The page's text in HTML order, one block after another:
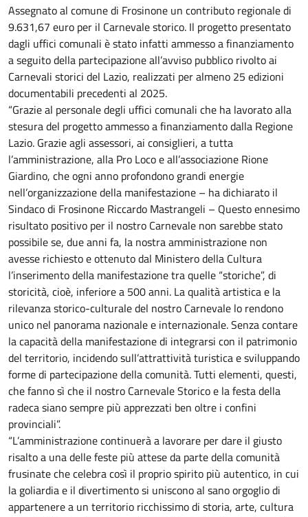
Assegnato al comune di Frosinone un contributo regionale di
9.631,67 euro per il Carnevale storico. Il progetto presentato
dagli uffici comunali è stato infatti ammesso a finanziamento
a seguito della partecipazione all’avviso pubblico rivolto ai
Carnevali storici del Lazio, realizzati per almeno 25 edizioni
documentabili precedenti al 2025.
“Grazie al personale degli uffici comunali che ha lavorato alla
stesura del progetto ammesso a finanziamento dalla Regione
Lazio. Grazie agli assessori, ai consiglieri, a tutta
l’amministrazione, alla Pro Loco e all’associazione Rione
Giardino, che ogni anno profondono grandi energie
nell’organizzazione della manifestazione – ha dichiarato il
Sindaco di Frosinone Riccardo Mastrangeli – Questo ennesimo
risultato positivo per il nostro Carnevale non sarebbe stato
possibile se, due anni fa, la nostra amministrazione non
avesse richiesto e ottenuto dal Ministero della Cultura
l’inserimento della manifestazione tra quelle “storiche”, di
storicità, cioè, inferiore a 500 anni. La qualità artistica e la
rilevanza storico-culturale del nostro Carnevale lo rendono
unico nel panorama nazionale e internazionale. Senza contare
la capacità della manifestazione di integrarsi con il patrimonio
del territorio, incidendo sull’attrattività turistica e sviluppando
forme di partecipazione della comunità. Tutti elementi, questi,
che fanno sì che il nostro Carnevale Storico e la festa della
radeca siano sempre più apprezzati ben oltre i confini
provinciali”.
“L’amministrazione continuerà a lavorare per dare il giusto
risalto a una delle feste più attese da parte della comunità
frusinate che celebra così il proprio spirito più autentico, in cui
la goliardia e il divertimento si uniscono al sano orgoglio di
appartenere a un territorio ricchissimo di storia, arte, cultura